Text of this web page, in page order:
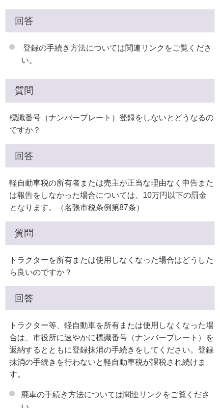
回答
登録の手続き方法については関連リンクをご覧くださ
い。
質問
標識番号（ナンバープレート）登録をしないとどうなるの
ですか？
回答
軽自動車税の所有者または売主が正当な理由なく申告また
は報告をしなかった場合については、10万円以下の罰金
となります。（名張市税条例第87条）
質問
トラクターを所有または使用しなくなった場合はどうした
ら良いのですか？
回答
トラクター等、軽自動車を所有または使用しなくなった場
合は、市役所に速やかに標識番号（ナンバープレート）を
返納するとともに登録抹消の手続きをしてください。登録
抹消の手続きを行わないと軽自動車税が課税され続けま
す。
廃車の手続き方法については関連リンクをご覧くださ